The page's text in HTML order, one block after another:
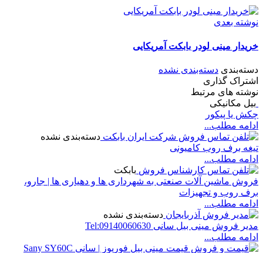
نوشته بعدی
خریدار مینی لودر بابکت آمریکایی
دسته‌بندی دسته‌بندی نشده
اشتراک گذاری
نوشته های مرتبط
بیل مکانیکی
چکش یا پیکور
ادامه مطلب...
دسته‌بندی نشده
تیغه برف روب کامیونی
ادامه مطلب...
بابکت
فروش ماشین آلات صنعتی به شهرداری ها و دهیاری ها | جارو،
برف روب و تجهیزات
ادامه مطلب...
دسته‌بندی نشده
مدیر فروش مینی بیل سانی Tel:09140060630
ادامه مطلب...